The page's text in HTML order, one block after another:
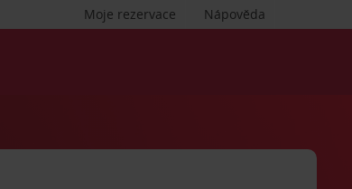
Nápověda
Moje rezervace